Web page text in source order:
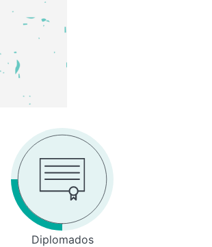
Diplomados